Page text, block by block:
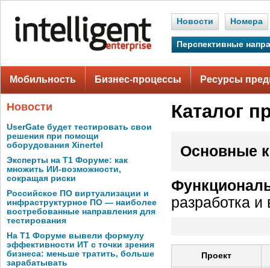
Новости Номера
Перспективные
Мобильность Бизнес-процессы Ресурсы
Новости
UserGate будет тестировать свои
решения при помощи
оборудования Xinertel
Эксперты на Т1 Форуме: как
множить ИИ-возможности,
сокращая риски
Российское ПО виртуализации и
инфраструктурное ПО — наиболее
востребованные направления для
тестирования
На Т1 Форуме вывели формулу
эффективности ИТ с точки зрения
бизнеса: меньше тратить, больше
зарабатывать
Каталог
Основные
разработка
Проект